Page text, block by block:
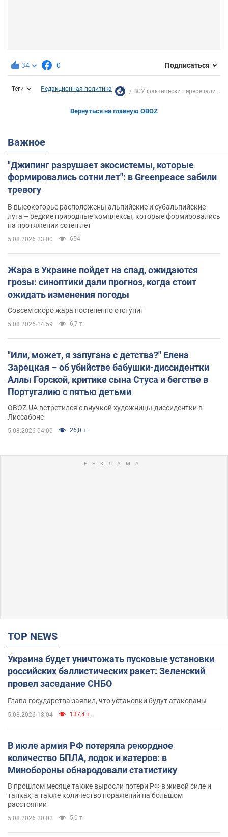
34 0 Подписаться
Теги Редакционная политика ВСУ фактически перерезали...
Вернуться на главную OBOZ
Важное
"Джипинг разрушает экосистемы, которые
формировались сотни лет": в Greenpeace забили
тревогу
В высокогорье расположены альпийские и субальпийские
луга – редкие природные комплексы, которые формировались
на протяжении сотен лет
5.08.2026 23:00 654
Жара в Украине пойдет на спад, ожидаются
грозы: синоптики дали прогноз, когда стоит
ожидать изменения погоды
Совсем скоро жара постепенно отступит
5.08.2026 14:59 6,7 т.
"Или, может, я запугана с детства?" Елена
Зарецкая – об убийстве бабушки-диссидентки
Аллы Горской, критике сына Стуса и бегстве в
Португалию с пятью детьми
OBOZ.UA встретился с внучкой художницы-диссидентки в
Лиссабоне
5.08.2026 04:00 26,0 т.
TOP NEWS
Украина будет уничтожать пусковые установки
российских баллистических ракет: Зеленский
провел заседание СНБО
Глава государства заявил, что установки будут атакованы
5.08.2026 18:04 137,4 т.
В июле армия РФ потеряла рекордное
количество БПЛА, лодок и катеров: в
Минобороны обнародовали статистику
В прошлом месяце также выросли потери РФ в живой силе и
танках, а также количество поражений на большом
расстоянии
5.08.2026 20:02 5,0 т.